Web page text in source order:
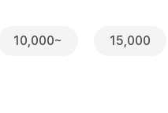
10,000~ 15,000